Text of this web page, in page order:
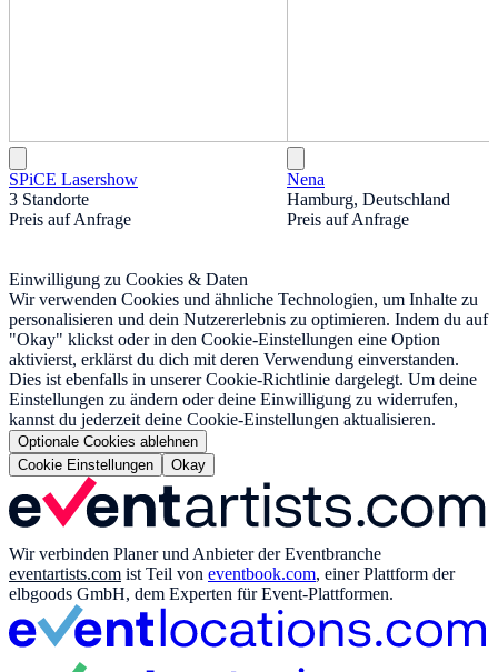
SPiCE Lasershow
3 Standorte
Preis auf Anfrage
Nena
Hamburg, Deutschland
Preis auf Anfrage
Einwilligung zu Cookies & Daten
Wir verwenden Cookies und ähnliche Technologien, um Inhalte zu
personalisieren und dein Nutzererlebnis zu optimieren. Indem du auf
"Okay" klickst oder in den Cookie-Einstellungen eine Option
aktivierst, erklärst du dich mit deren Verwendung einverstanden.
Dies ist ebenfalls in unserer Cookie-Richtlinie dargelegt. Um deine
Einstellungen zu ändern oder deine Einwilligung zu widerrufen,
kannst du jederzeit deine Cookie-Einstellungen aktualisieren.
Optionale Cookies ablehnen
Cookie Einstellungen
Okay
Wir verbinden Planer und Anbieter der Eventbranche
eventartists.com ist Teil von eventbook.com, einer Plattform der
elbgoods GmbH, dem Experten für Event-Plattformen.